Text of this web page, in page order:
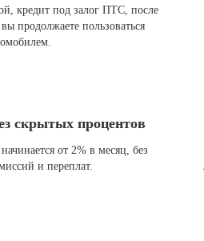
кредит под залог ПТС, после
продолжаете пользоваться
скрытых процентов
от 2% в месяц, без
и переплат.